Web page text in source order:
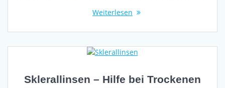
Weiterlesen
Sklerallinsen – Hilfe bei Trockenen